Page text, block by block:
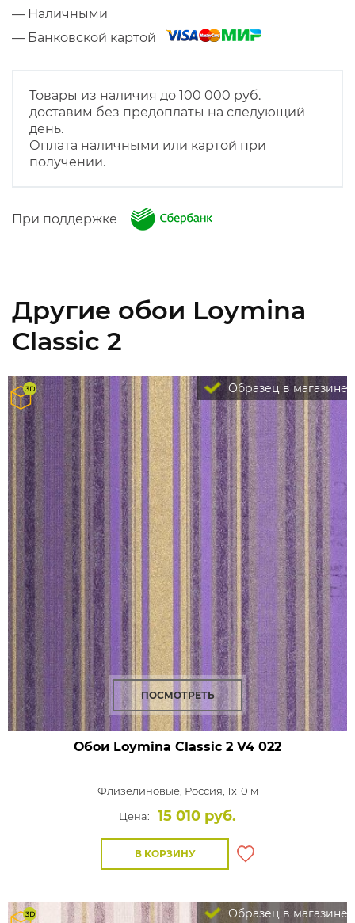
— Наличными
— Банковской картой
Товары из наличия до 100 000 руб.
доставим без предоплаты на следующий
день.
Оплата наличными или картой при
получении.
При поддержке
Другие обои Loymina
Classic 2
Образец в магазине
ПОСМОТРЕТЬ
Обои Loymina Classic 2 V4 022
Флизелиновые, Россия, 1x10 м
Цена:
15 010 руб.
В КОРЗИНУ
Образец в магазине